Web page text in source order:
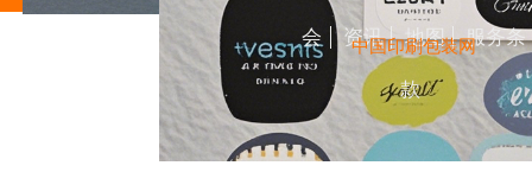
会 资讯 地图 服务条
款
中国印刷包装网